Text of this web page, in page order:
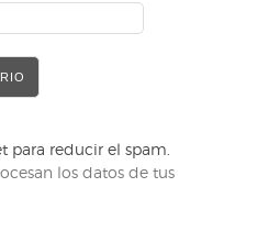
para reducir el spam.
los datos de tus